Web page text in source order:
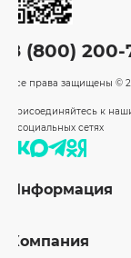
8 (800)
Все права защищены ©
Присоединяйтесь к
в социальных сетях
Информация
Бренды
Компания